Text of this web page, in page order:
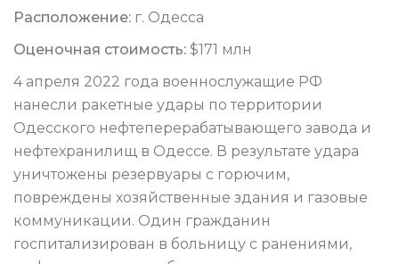
Расположение: г. Одесса
Оценочная стоимость: $171 млн
4 апреля 2022 года военнослужащие РФ
нанесли ракетные удары по территории
Одесского нефтеперерабатывающего завода и
нефтехранилищ в Одессе. В результате удара
уничтожены резервуары с горючим,
повреждены хозяйственные здания и газовые
коммуникации. Один гражданин
госпитализирован в больницу с ранениями,